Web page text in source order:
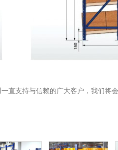
一直支持与信赖的广大客户，我们将